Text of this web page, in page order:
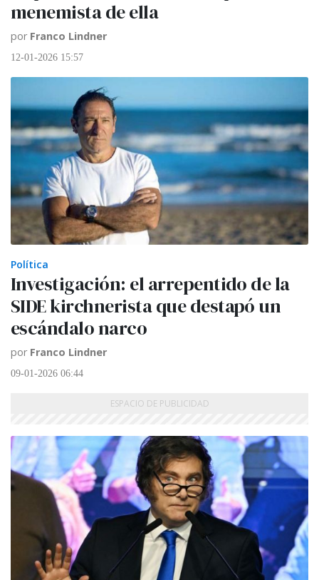
menemista de ella
por Franco Lindner
12-01-2026 15:57
Política
Investigación: el arrepentido de la
SIDE kirchnerista que destapó un
escándalo narco
por Franco Lindner
09-01-2026 06:44